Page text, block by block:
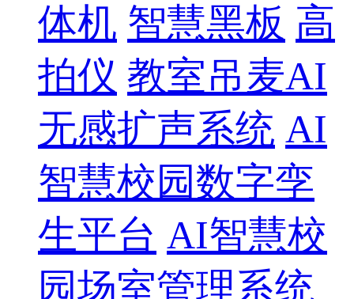
体机 智慧黑板 高
拍仪 教室吊麦AI
无感扩声系统 AI
智慧校园数字孪
生平台 AI智慧校
园场室管理系统